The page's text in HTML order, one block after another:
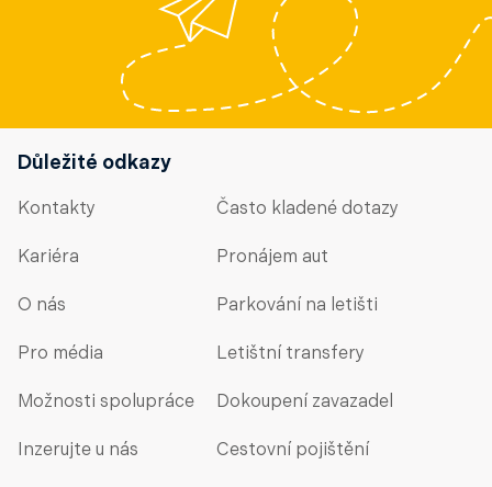
Důležité odkazy
Kontakty
Kariéra
O nás
Pro média
Možnosti spolupráce
Inzerujte u nás
Často kladené dotazy
Pronájem aut
Parkování na letišti
Letištní transfery
Dokoupení zavazadel
Cestovní pojištění